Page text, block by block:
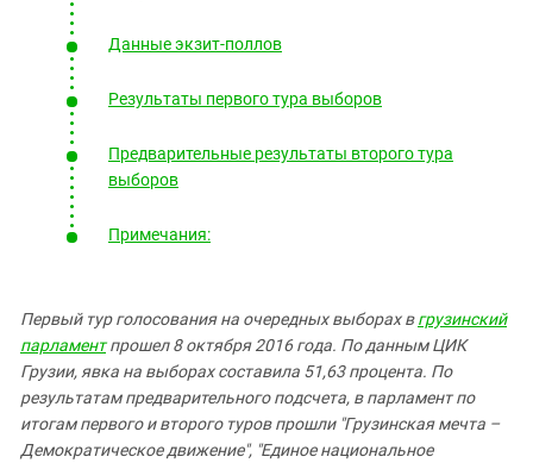
Южный Кавказ
ЮФО
Данные экзит-поллов
Результаты первого тура выборов
Предварительные результаты второго тура
выборов
Примечания:
Первый тур голосования на очередных выборах вгрузинский
парламентпрошел 8 октября 2016 года. По данным ЦИК
Грузии, явка на выборах составила 51,63 процента. По
результатам предварительного подсчета, в парламент по
итогам первого и второго туров прошли "Грузинская мечта –
Демократическое движение", "Единое национальное